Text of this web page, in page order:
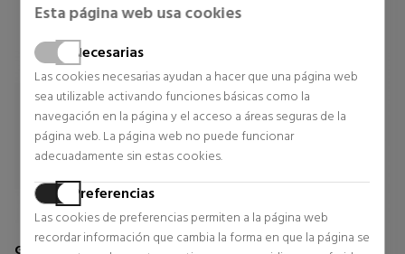
Esta página web usa cookies
Necesarias
Las cookies necesarias ayudan a hacer que una página web
sea utilizable activando funciones básicas como la
navegación en la página y el acceso a áreas seguras de la
página web. La página web no puede funcionar
adecuadamente sin estas cookies.
Preferencias
Las cookies de preferencias permiten a la página web
recordar información que cambia la forma en que la página se